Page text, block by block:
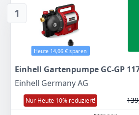
1
Heute 14,06 € sparen
Einhell Gartenpumpe GC-GP
Einhell Germany AG
Nur Heute 10% reduziert!